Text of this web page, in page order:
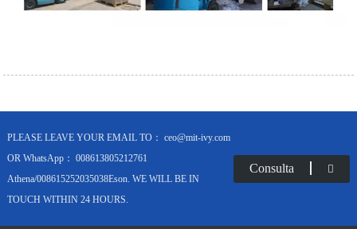
PLEASE LEAVE YOUR EMAIL TO： ceo@mit-ivy.com
OR WhatsApp： 008613805212761
Athena/008615252035038Eson. WE WILL BE IN
TOUCH WITHIN 24 HOURS.
Consulta